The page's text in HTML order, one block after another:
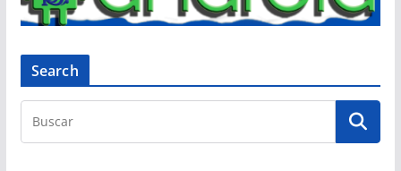
Search